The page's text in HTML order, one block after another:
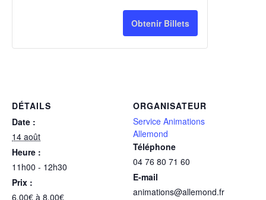
DÉTAILS
Date :
14 août
Heure :
11h00 - 12h30
Prix :
6,00€ à 8,00€
ORGANISATEUR
Service Animations
Allemond
Téléphone
04 76 80 71 60
E-mail
animations@allemond.fr
Obtenir Billets